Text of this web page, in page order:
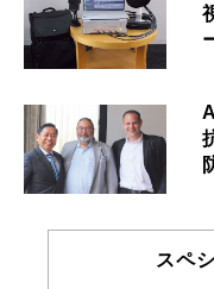
スペ